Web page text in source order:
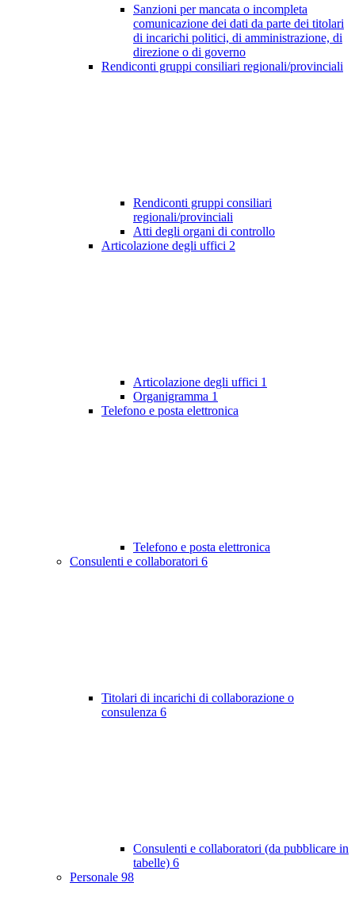
Sanzioni per mancata o incompleta
comunicazione dei dati da parte dei titolari
di incarichi politici, di amministrazione, di
direzione o di governo
Rendiconti gruppi consiliari regionali/provinciali
Rendiconti gruppi consiliari
regionali/provinciali
Atti degli organi di controllo
Articolazione degli uffici 2
Articolazione degli uffici 1
Organigramma 1
Telefono e posta elettronica
Telefono e posta elettronica
Consulenti e collaboratori 6
Titolari di incarichi di collaborazione o
consulenza 6
Consulenti e collaboratori (da pubblicare in
tabelle) 6
Personale 98